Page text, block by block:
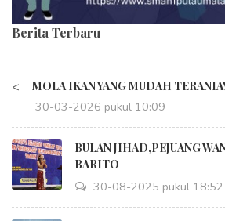
Berita Terbaru
< MOLA IKAN YANG MUDAH
30-03-2026 pukul 10:09
BULAN JIHAD,PEJUANG
BARITO
30-08-2025 pukul 18:52